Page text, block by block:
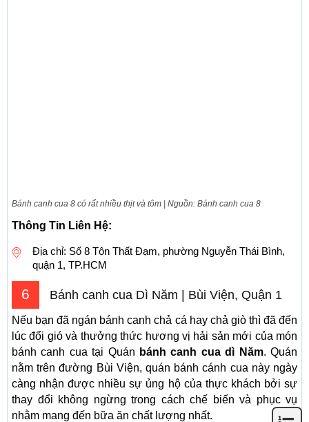
Bánh canh cua 8 có rất nhiều thịt và tôm | Nguồn: Bánh canh cua 8
Thông Tin Liên Hệ:
Địa chỉ: Số 8 Tôn Thất Đạm, phường Nguyễn Thái Bình,
quận 1, TP.HCM
6 Bánh canh cua Dì Năm | Bùi Viện, Quận 1
Nếu bạn đã ngán bánh canh chả cá hay chả giò thì đã đến
lúc đổi gió và thưởng thức hương vị hải sản mới của món
bánh canh cua tại Quán bánh canh cua dì Năm. Quán
nằm trên đường Bùi Viện, quán bánh cánh cua này ngày
càng nhận được nhiều sự ủng hộ của thực khách bởi sự
thay đổi không ngừng trong cách chế biến và phục vụ
nhằm mang đến bữa ăn chất lượng nhất.